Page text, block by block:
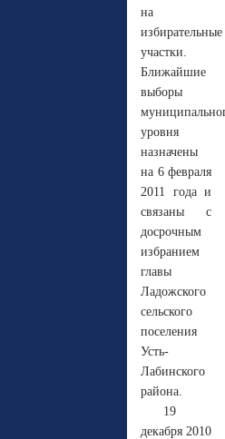
на
избирательные
участки.
Ближайшие
выборы
уровня
назначены
на 6 февраля
2011 года и
связаны с
досрочным
избранием
главы
Ладожского
сельского
поселения
Усть-
Лабинского
района.
19
декабря 2010